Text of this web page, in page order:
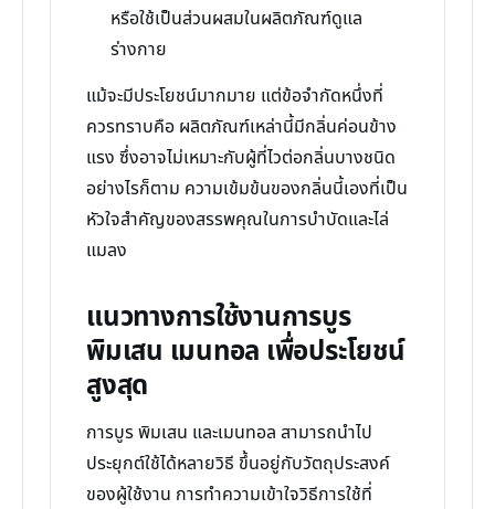
หรือใช้เป็นส่วนผสมในผลิตภัณฑ์ดูแล
ร่างกาย
แม้จะมีประโยชน์มากมาย แต่ข้อจำกัดหนึ่งที่
ควรทราบคือ ผลิตภัณฑ์เหล่านี้มีกลิ่นค่อนข้าง
แรง ซึ่งอาจไม่เหมาะกับผู้ที่ไวต่อกลิ่นบางชนิด
อย่างไรก็ตาม ความเข้มข้นของกลิ่นนี้เองที่เป็น
หัวใจสำคัญของสรรพคุณในการบำบัดและไล่
แมลง
แนวทางการใช้งานการบูร
พิมเสน เมนทอล เพื่อประโยชน์
สูงสุด
การบูร พิมเสน และเมนทอล สามารถนำไป
ประยุกต์ใช้ได้หลายวิธี ขึ้นอยู่กับวัตถุประสงค์
ของผู้ใช้งาน การทำความเข้าใจวิธีการใช้ที่